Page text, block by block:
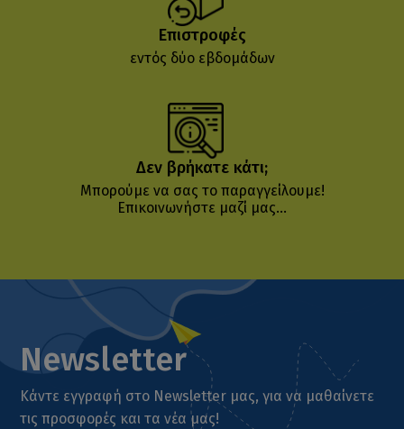
Επιστροφές
εντός δύο εβδομάδων
Δεν βρήκατε κάτι;
Μπορούμε να σας το παραγγείλουμε!
Επικοινωνήστε μαζί μας...
Newsletter
Κάντε εγγραφή στο Newsletter μας, για να μαθαίνετε
τις προσφορές και τα νέα μας!